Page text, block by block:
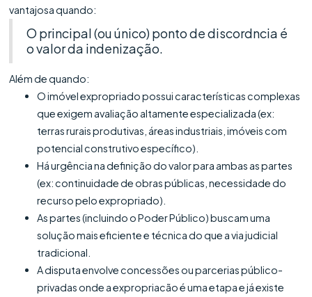
vantajosa quando:
O principal (ou único) ponto de discordncia é
o valor da indenização.
Além de quando:
O imóvel expropriado possui características complexas
que exigem avaliação altamente especializada (ex:
terras rurais produtivas, áreas industriais, imóveis com
potencial construtivo específico).
Há urgência na definição do valor para ambas as partes
(ex: continuidade de obras públicas, necessidade do
recurso pelo expropriado).
As partes (incluindo o Poder Público) buscam uma
solução mais eficiente e técnica do que a via judicial
tradicional.
A disputa envolve concessões ou parcerias público-
privadas onde a expropriacão é uma etapa e já existe